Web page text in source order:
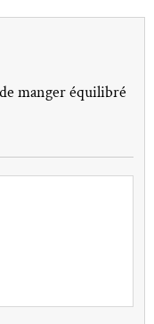
manger équilibré